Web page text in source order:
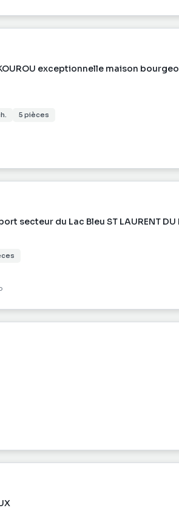
exceptionnelle maison
5 pièces
secteur du Lac Bleu ST LAURENT DU